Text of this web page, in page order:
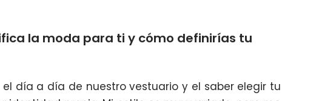
la moda para ti y cómo definirías tu
el día a día de nuestro vestuario y el saber elegir tu